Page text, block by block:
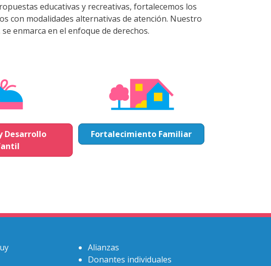
educativas y recreativas, fortalecemos los
con modalidades alternativas de atención. Nuestro
enmarca en el enfoque de derechos.
Desarrollo
Fortalecimiento Familiar
Alianzas
Donantes individuales